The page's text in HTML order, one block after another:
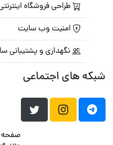
طراحی فروشگاه
امنیت وب سایت
نگهداری و پشتیبانی
شبکه های اجتماعی
صفحه